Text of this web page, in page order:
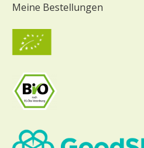
Meine Bestellungen